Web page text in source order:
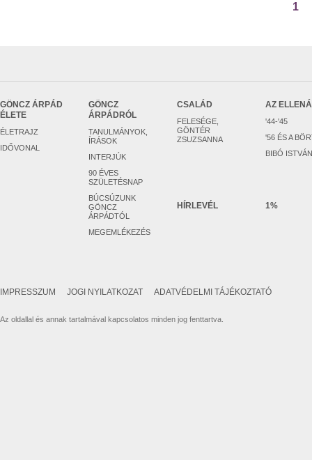
1
GÖNCZ ÁRPÁD
ÉLETE
ÉLETRAJZ
IDŐVONAL
GÖNCZ
ÁRPÁDRÓL
TANULMÁNYOK,
ÍRÁSOK
INTERJÚK
90 ÉVES
SZÜLETÉSNAP
BÚCSÚZUNK
GÖNCZ
ÁRPÁDTÓL
MEGEMLÉKEZÉS
CSALÁD
FELESÉGE,
GÖNTÉR
ZSUZSANNA
AZ
'44-'45
'56 ÉS A
BIBÓ
HÍRLEVÉL 1%
IMPRESSZUM JOGI NYILATKOZAT ADATVÉDELMI TÁJÉKOZTATÓ
Az oldallal és annak tartalmával kapcsolatos minden jog fenttartva.